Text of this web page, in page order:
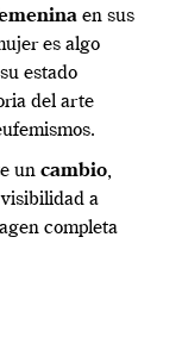
en sus
es algo
estado
del arte
un cambio,
a
completa